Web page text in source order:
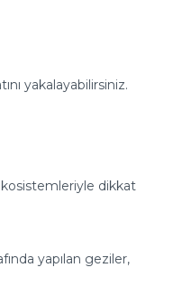
yakalayabilirsiniz.
dikkat
yapılan geziler,